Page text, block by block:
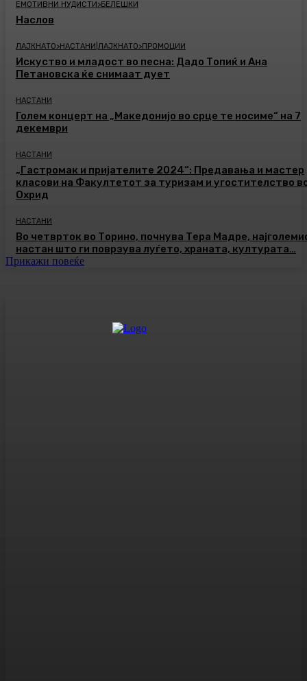
ЕМОТИВНИ НУДИСТИ>БЕЛЕШКИ
Наслов
ЛАЈКНАТО>НАСТАНИ|ЛАЈКНАТО>ПРОМОЦИИ
Искуство и младост во песна: Дадо Топиќ и Ана
Петановска ќе снимаат дует
НАСТАНИ
Голем концерт на „Македонијо во срце те носиме“ на 7
декември
НАСТАНИ
„Гастромак и пријателите 2024“: Предавања и мастер
класови на Факултетот за туризам и угостителство
Охрид
НАСТАНИ
Во четврток во Торино, почнува Тера Мадре,
настан што ги поврзува луѓето, храната, културата…
Прикажи повеќе